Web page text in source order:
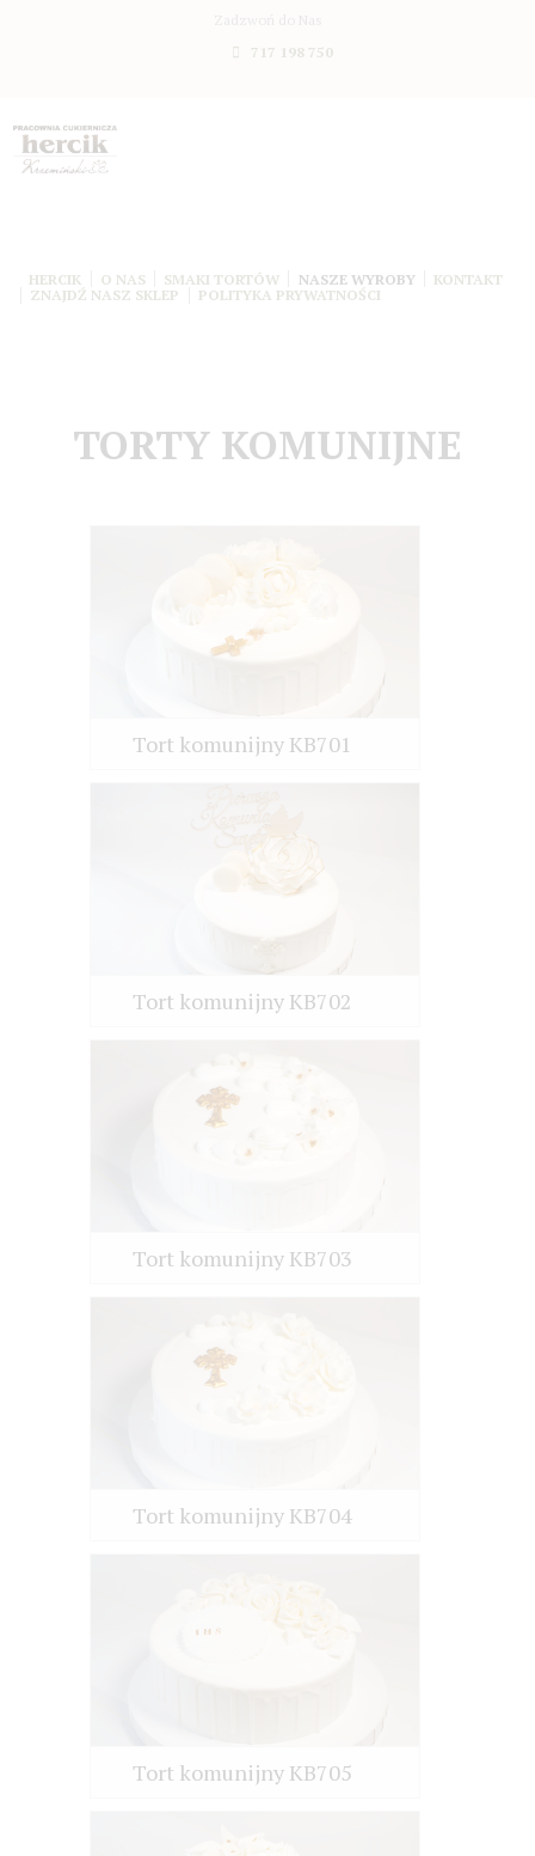
717 198 750
HERCIK O NAS SMAKI TORTÓW NASZE WYROBY
KONTAKT
ZNAJDŹ NASZ SKLEP
POLITYKA PRYWATNOŚCI
TORTY KOMUNIJNE
Tort komunijny KB701
Tort komunijny KB702
Tort komunijny KB703
Tort komunijny KB704
Tort komunijny KB705